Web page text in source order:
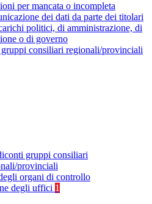
per mancata o incompleta
dei dati da parte dei titolari
politici, di amministrazione, di
o di governo
consiliari regionali/provinciali
gruppi consiliari
provinciali
organi di controllo
degli uffici 1